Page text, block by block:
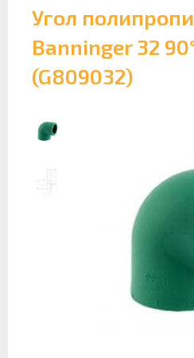
Угол
Banninger 32
(G809032)